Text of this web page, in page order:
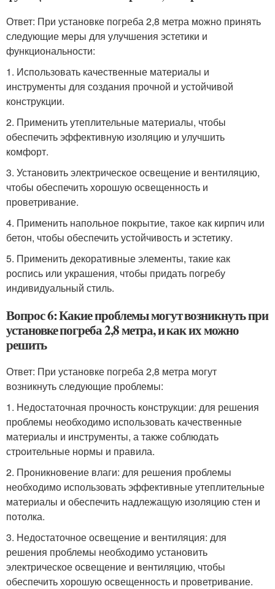
Ответ: При установке погреба 2,8 метра можно принять
следующие меры для улучшения эстетики и
функциональности:
1. Использовать качественные материалы и
инструменты для создания прочной и устойчивой
конструкции.
2. Применить утеплительные материалы, чтобы
обеспечить эффективную изоляцию и улучшить
комфорт.
3. Установить электрическое освещение и вентиляцию,
чтобы обеспечить хорошую освещенность и
проветривание.
4. Применить напольное покрытие, такое как кирпич или
бетон, чтобы обеспечить устойчивость и эстетику.
5. Применить декоративные элементы, такие как
роспись или украшения, чтобы придать погребу
индивидуальный стиль.
Вопрос 6: Какие проблемы могут возникнуть при
установке погреба 2,8 метра, и как их можно
решить
Ответ: При установке погреба 2,8 метра могут
возникнуть следующие проблемы:
1. Недостаточная прочность конструкции: для решения
проблемы необходимо использовать качественные
материалы и инструменты, а также соблюдать
строительные нормы и правила.
2. Проникновение влаги: для решения проблемы
необходимо использовать эффективные утеплительные
материалы и обеспечить надлежащую изоляцию стен и
потолка.
3. Недостаточное освещение и вентиляция: для
решения проблемы необходимо установить
электрическое освещение и вентиляцию, чтобы
обеспечить хорошую освещенность и проветривание.